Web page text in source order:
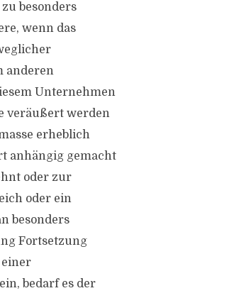
besonders
wenn das
anderen
Unternehmen
veräußert werden
erheblich
anhängig gemacht
oder zur
oder ein
besonders
Fortsetzung
einer
bedarf es der